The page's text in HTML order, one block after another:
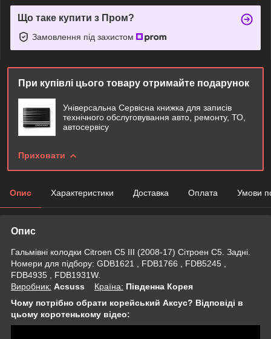
Що таке купити з Пром?
Замовлення під захистом
При купівлі цього товару отримайте подарунок
Універсальна Сервісна книжка для записів
технічного обслуговування авто, ремонту, ТО,
автосервісу
Приховати
Опис Характеристики Доставка Оплата Умови
Опис
Гальмівні колодки Citroen С5 III (2008-17) Сітроен С5. Задні.
Номери для підбору: GDB1621 , FDB1766 , FDB5245 ,
FDB4935 , FDB1931W.
Виробник: Acsuss Крaїна: Південна Корея
Чому потрібно обрати корейський Аксус? Відповіді в
цьому коротенькому відео: